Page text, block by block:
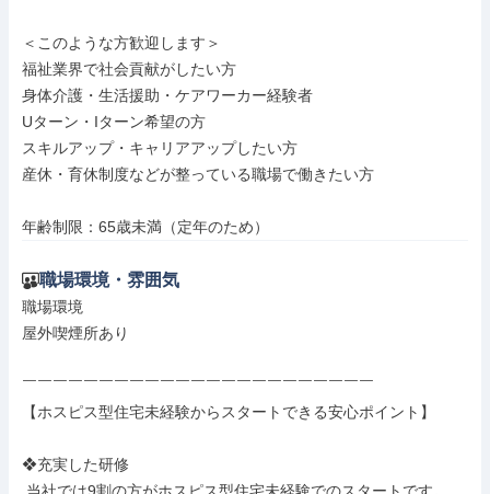
＜このような方歓迎します＞
福祉業界で社会貢献がしたい方
身体介護・生活援助・ケアワーカー経験者
Uターン・Iターン希望の方
スキルアップ・キャリアアップしたい方
産休・育休制度などが整っている職場で働きたい方
年齢制限：65歳未満（定年のため）
職場環境・雰囲気
職場環境
屋外喫煙所あり
￣￣￣￣￣￣￣￣￣￣￣￣￣￣￣￣￣￣￣￣￣￣￣
【ホスピス型住宅未経験からスタートできる安心ポイント】
❖充実した研修